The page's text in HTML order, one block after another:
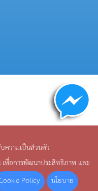
ความเป็นส่วนตัว
พื่อการพัฒนาประสิทธิภาพ และ
Policy นโยบาย